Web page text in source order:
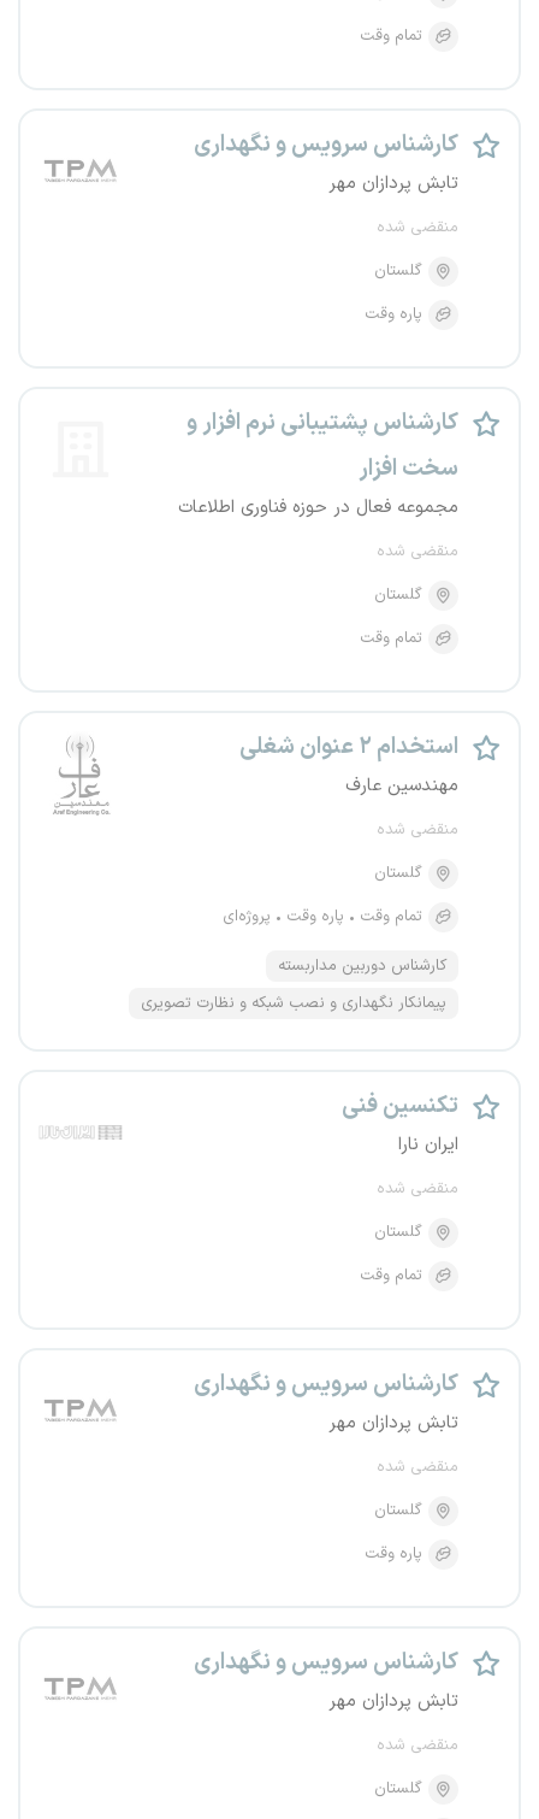
تمام وقت
کارشناس سرویس و نگهداری
تابش پردازان مهر
منقضی شده
گلستان
پاره وقت
کارشناس پشتیبانی نرم افزار و
سخت افزار
مجموعه فعال در حوزه فناوری اطلاعات
منقضی شده
گلستان
تمام وقت
استخدام ۲ عنوان شغلی
مهندسین عارف
منقضی شده
گلستان
تمام وقت
پاره وقت پروژه‌ای
کارشناس دوربین مداربسته
پیمانکار نگهداری و نصب شبکه و نظارت تصویری
تکنسین فنی
ایران نارا
منقضی شده
گلستان
تمام وقت
کارشناس سرویس و نگهداری
تابش پردازان مهر
منقضی شده
گلستان
پاره وقت
کارشناس سرویس و نگهداری
تابش پردازان مهر
منقضی شده
گلستان